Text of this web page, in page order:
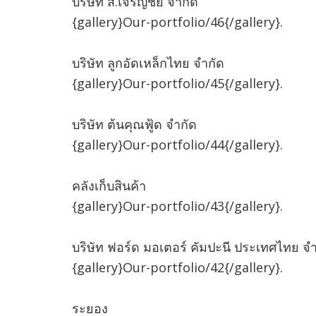
{gallery}Our-portfolio/46{/gallery}.
บริษัท ลูกอัดเหล็กไทย จำกัด
{gallery}Our-portfolio/45{/gallery}.
บริษัท ต้นคุณฟู้ด จำกัด
{gallery}Our-portfolio/44{/gallery}.
คลังเก็บสินค้า
{gallery}Our-portfolio/43{/gallery}.
บริษัท ฟอร์ด มอเตอร์ คัมปะนี ประเทศไทย จ
{gallery}Our-portfolio/42{/gallery}.
ระยอง